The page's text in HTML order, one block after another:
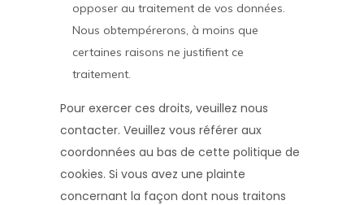
opposer au traitement de vos données.
Nous obtempérerons, à moins que
certaines raisons ne justifient ce
traitement.
Pour exercer ces droits, veuillez nous
contacter. Veuillez vous référer aux
coordonnées au bas de cette politique de
cookies. Si vous avez une plainte
concernant la façon dont nous traitons